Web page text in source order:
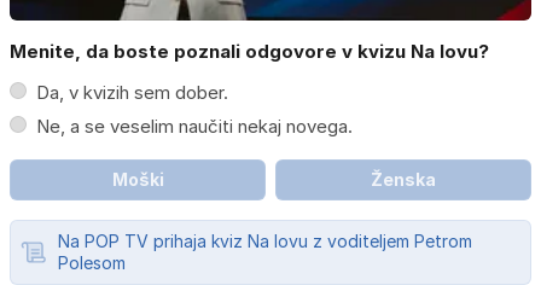
Menite, da boste poznali odgovore v kvizu Na lovu?
Da, v kvizih sem dober.
Ne, a se veselim naučiti nekaj novega.
Moški Ženska
Na POP TV prihaja kviz Na lovu z voditeljem Petrom
Polesom